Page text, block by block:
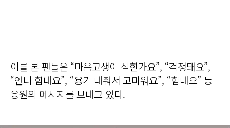
이를 본 팬들은 “마음고생이 심한가요”, “걱정돼요”,
“언니 힘내요”, “용기 내줘서 고마워요”, “힘내요” 등
응원의 메시지를 보내고 있다.